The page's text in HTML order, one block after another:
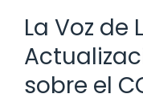
La Voz de
sobre el